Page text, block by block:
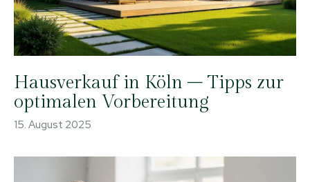
Hausverkauf in Köln – Tipps zur
optimalen Vorbereitung
15. August 2025